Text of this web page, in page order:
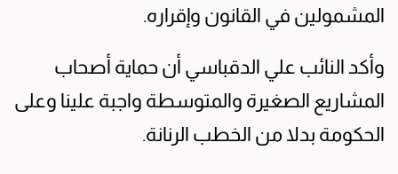
المشمولين في القانون وإقراره.
وأكد النائب علي الدقباسي أن حماية أصحاب
المشاريع الصغيرة والمتوسطة واجبة علينا وعلى
الحكومة بدلا من الخطب الرنانة.